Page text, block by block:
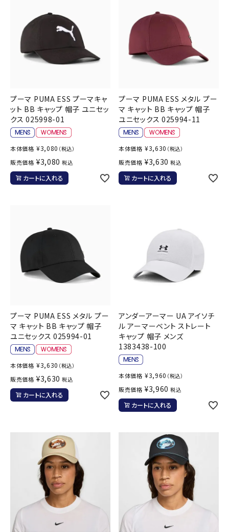
プーマ PUMA ESS プーマキャ
ット BB キャップ 帽子 ユニセッ
クス 025998-01
本体価格 ¥3,080 （税込）
販売価格 ¥3,080 税込
カートに入れる
プーマ PUMA ESS メタル プー
マ キャット BB キャップ 帽子
ユニセックス 025994-11
本体価格 ¥3,630 （税込）
販売価格 ¥3,630 税込
カートに入れる
プーマ PUMA ESS メタル プー
マ キャット BB キャップ 帽子
ユニセックス 025994-01
本体価格 ¥3,630 （税込）
販売価格 ¥3,630 税込
カートに入れる
アンダーアーマー UA アイソチ
ル アーマーベント ストレート
キャップ 帽子 メンズ
1383438-100
本体価格 ¥3,960 （税込）
販売価格 ¥3,960 税込
カートに入れる